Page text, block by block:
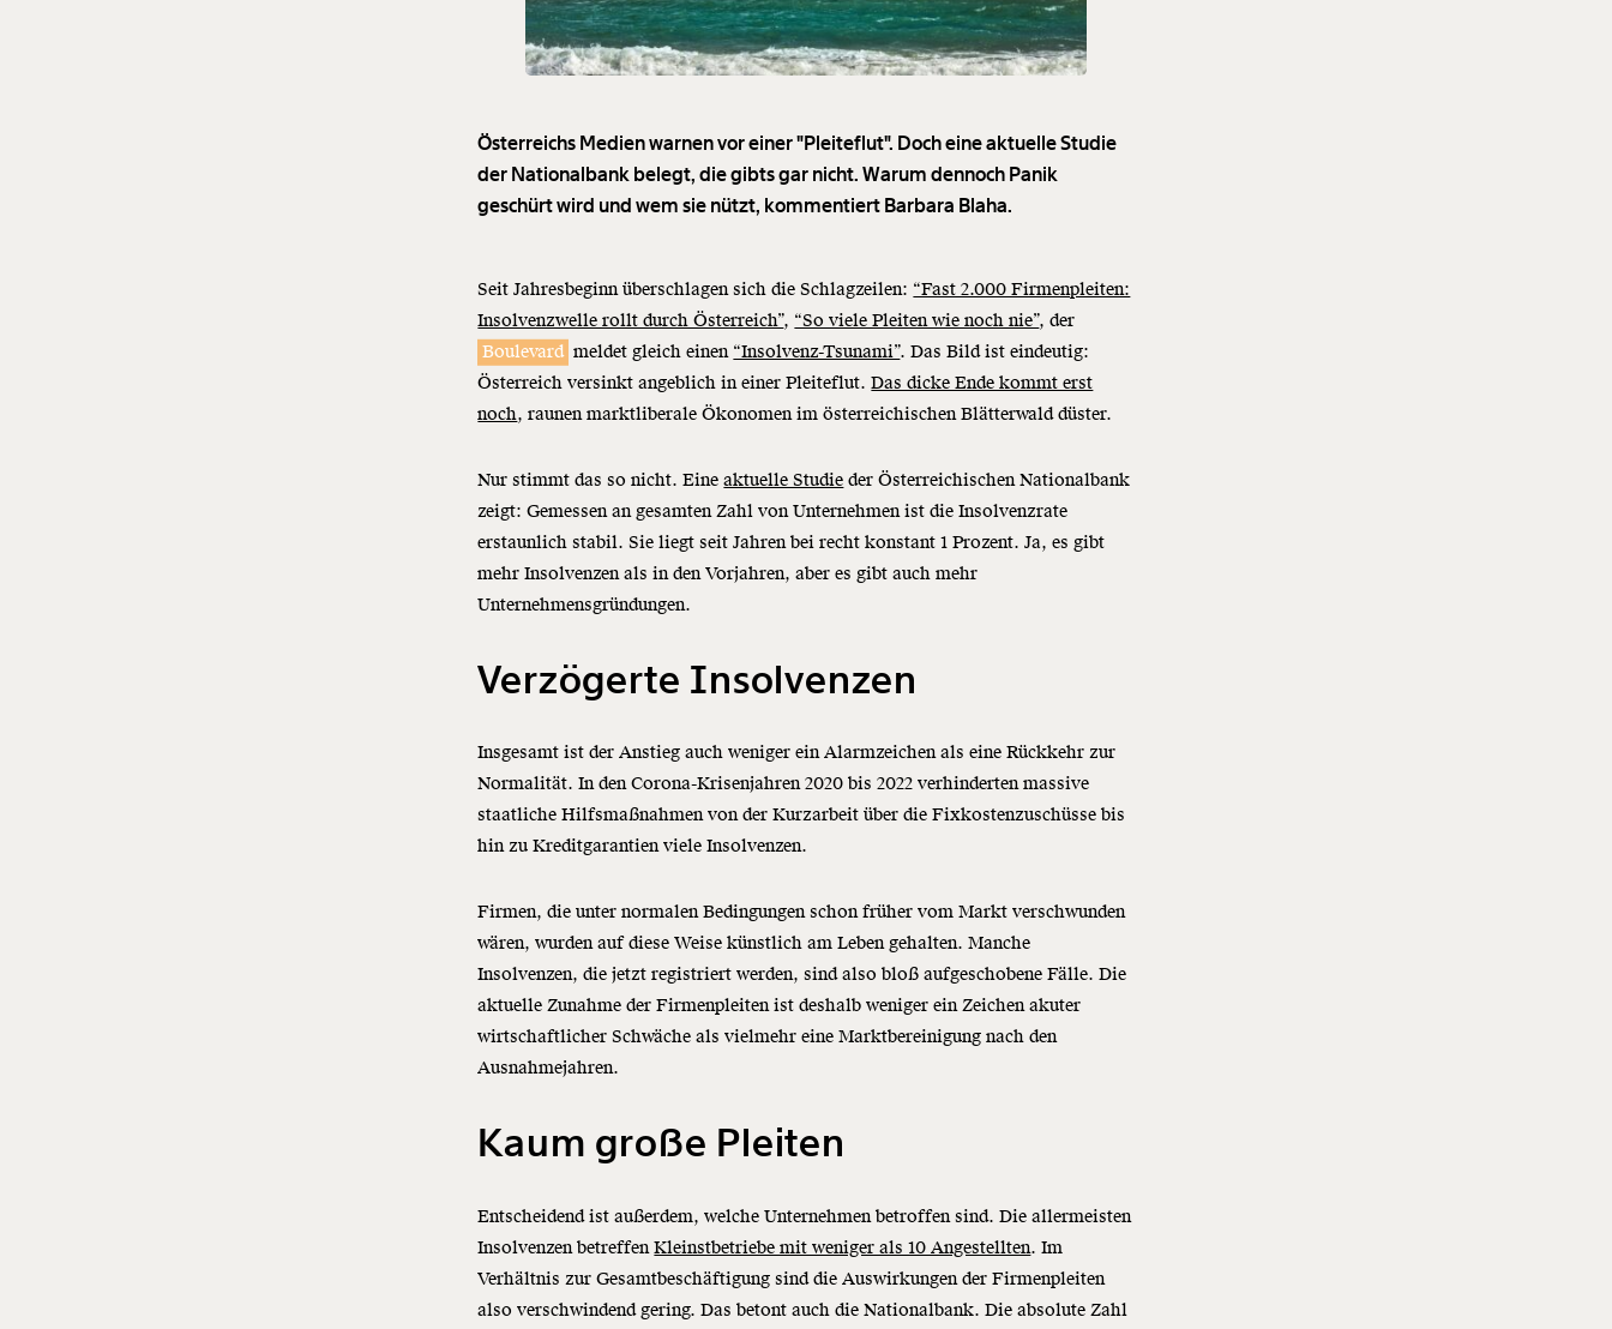
Österreichs Medien warnen vor einer "Pleiteflut". Doch eine aktuelle Studie
der Nationalbank belegt, die gibts gar nicht. Warum dennoch Panik
geschürt wird und wem sie nützt, kommentiert Barbara Blaha.
Seit Jahresbeginn überschlagen sich die Schlagzeilen: “Fast 2.000 Firmenpleiten:
Insolvenzwelle rollt durch Österreich”, “So viele Pleiten wie noch nie”, der
Boulevard meldet gleich einen “Insolvenz-Tsunami”. Das Bild ist eindeutig:
Österreich versinkt angeblich in einer Pleiteflut.Das dicke Ende kommt erst
noch, raunen marktliberale Ökonomen im österreichischen Blätterwald düster.
Nur stimmt das so nicht. Eineaktuelle Studie der Österreichischen Nationalbank
zeigt: Gemessen an gesamten Zahl von Unternehmen ist die Insolvenzrate
erstaunlich stabil. Sie liegt seit Jahren bei recht konstant 1 Prozent. Ja, es gibt
mehr Insolvenzen als in den Vorjahren, aber es gibt auch mehr
Unternehmensgründungen.
Verzögerte Insolvenzen
Insgesamt ist der Anstieg auch weniger ein Alarmzeichen als eine Rückkehr zur
Normalität. In den Corona-Krisenjahren 2020 bis 2022 verhinderten massive
staatliche Hilfsmaßnahmen von der Kurzarbeit über die Fixkostenzuschüsse bis
hin zu Kreditgarantien viele Insolvenzen.
Firmen, die unter normalen Bedingungen schon früher vom Markt verschwunden
wären, wurden auf diese Weise künstlich am Leben gehalten. Manche
Insolvenzen, die jetzt registriert werden, sind also bloß aufgeschobene Fälle. Die
aktuelle Zunahme der Firmenpleiten ist deshalb weniger ein Zeichen akuter
wirtschaftlicher Schwäche als vielmehr eine Marktbereinigung nach den
Ausnahmejahren.
Kaum große Pleiten
Entscheidend ist außerdem, welche Unternehmen betroffen sind. Die allermeisten
Insolvenzen betreffenKleinstbetriebe mit weniger als 10 Angestellten. Im
Verhältnis zur Gesamtbeschäftigung sind die Auswirkungen der Firmenpleiten
also verschwindend gering. Das betont auch die Nationalbank. Die absolute Zahl